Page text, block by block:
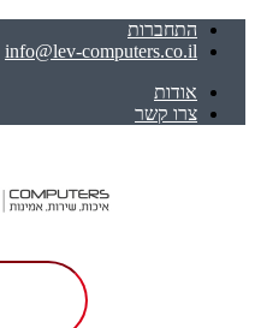
התחברות
info@lev-computers.co.il
אודות
צרו קשר